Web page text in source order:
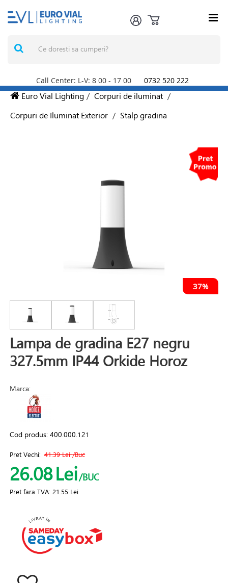
Call Center: L-V: 8 00 - 17 00 0732 520 222
Euro Vial Lighting / Corpuri de iluminat /
Corpuri de Iluminat Exterior / Stalp gradina
37%
Lampa de gradina E27 negru
327.5mm IP44 Orkide Horoz
Marca:
Cod produs:400.000.121
Pret Vechi: 41.39 Lei/Buc
26.08Lei/BUC
Pret fara TVA:21.55 Lei